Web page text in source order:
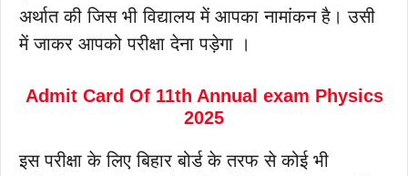
अर्थात की जिस भी विद्यालय में आपका नामांकन है। उसी
में जाकर आपको परीक्षा देना पड़ेगा ।
Admit Card Of 11th Annual exam Physics
2025
इस परीक्षा के लिए बिहार बोर्ड के तरफ से कोई भी